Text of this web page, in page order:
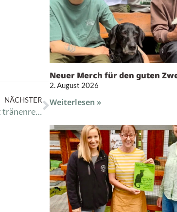
NÄCHSTER
YEEEAAAHHHHH!!!!! Oder: Du gehst tränenreich in ein besseres Leben.
Neuer Merch für den guten
2. August 2026
Weiterlesen »